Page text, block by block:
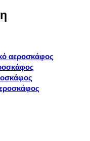
αεροσκάφος